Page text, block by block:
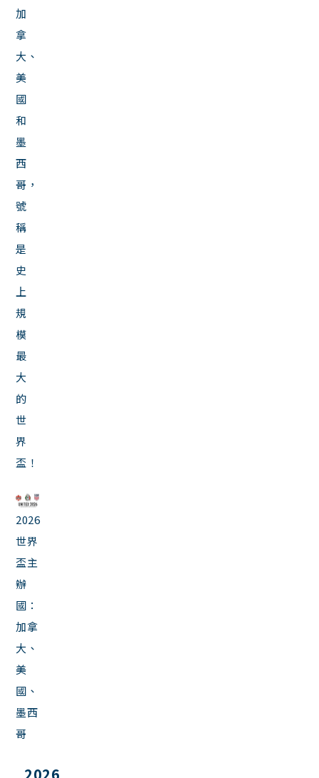
加
拿
大、
美
國
和
墨
西
哥，
號
稱
是
史
上
規
模
最
大
的
世
界
盃！
2026
世界
盃主
辦
國：
加拿
大、
美
國、
墨西
哥